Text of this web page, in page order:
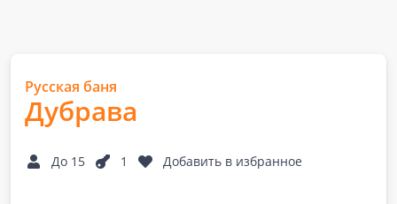
Русская баня
Дубрава
До 15 1 Добавить в избранное